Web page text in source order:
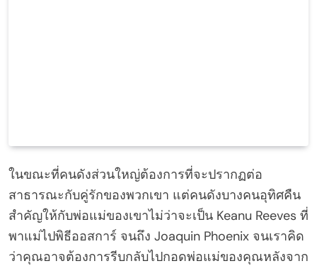
ในขณะที่คนดังส่วนใหญ่ต้องการที่จะปรากฏต่อ
สาธารณะกับคู่รักของพวกเขา แต่คนดังบางคนอุทิศคืน
สำคัญให้กับพ่อแม่ของเขาไม่ว่าจะเป็น Keanu Reeves ที่
พาแม่ไปพิธีออสการ์ จนถึง Joaquin Phoenix จนเราคิด
ว่าคุณอาจต้องการรีบกลับไปกอดพ่อแม่ของคุณหลังจาก